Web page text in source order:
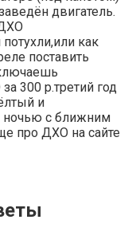
двигатель.
как
поставить
300 р.третий год
и
с ближним
про ДХО на сайте